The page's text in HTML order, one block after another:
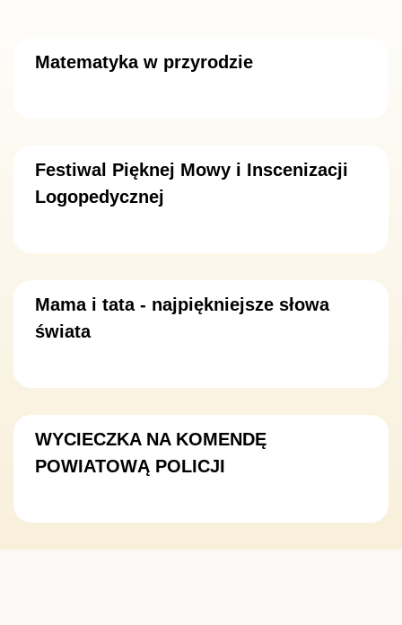
Matematyka w przyrodzie
Festiwal Pięknej Mowy i Inscenizacji
Logopedycznej
Mama i tata - najpiękniejsze słowa
świata
WYCIECZKA NA KOMENDĘ
POWIATOWĄ POLICJI